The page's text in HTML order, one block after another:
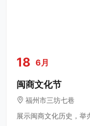
18 6月
闽商文化节
福州市三坊七巷
展示闽商文化历史，举